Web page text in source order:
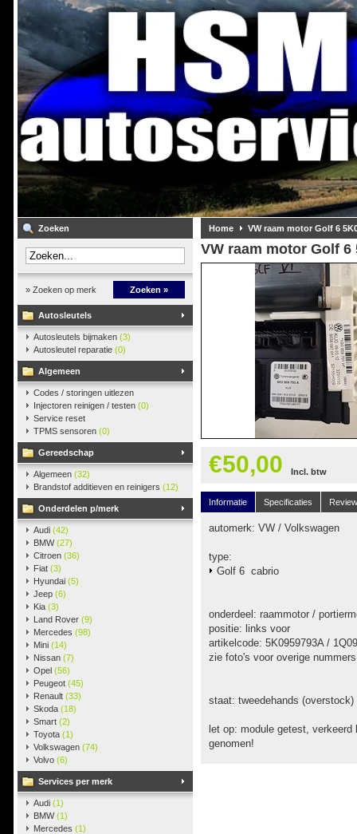
Zoeken
» Zoeken op merk Zoeken »
Autosleutels
Autosleutels bijmaken (3)
Autosleutel reparatie (0)
Algemeen
Codes / storingen uitlezen
Injectoren reinigen / testen (0)
Service reset
TPMS sensoren (0)
Gereedschap
Algemeen (32)
Brandstof additieven en reinigers (12)
Onderdelen p/merk
Audi (42)
BMW(27)
Citroen (36)
Fiat (3)
Hyundai (5)
Jeep (6)
Kia (3)
Land Rover (9)
Mercedes (98)
Mini (14)
Nissan (7)
Opel (56)
Peugeot (45)
Renault (33)
Skoda (18)
Smart (2)
Toyota (1)
Volkswagen (74)
Volvo (6)
Services per merk
Audi (1)
BMW(1)
Mercedes (1)
Home VW raam motor Golf 6
VW raam motor Golf 6
€50,00 Incl. btw
Informatie Specificaties
automerk: VW / Volkswagen
type:
Golf 6 cabrio
onderdeel: raammotor /
positie: links voor
artikelcode: 5K0959793A /
zie foto's voor overige nummers
staat: tweedehands (overstock)
let op: module getest,
genomen!